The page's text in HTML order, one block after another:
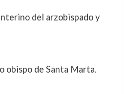
del arzobispado y
obispo de Santa Marta.